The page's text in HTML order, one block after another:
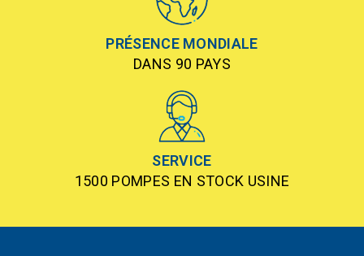
PRÉSENCE MONDIALE
DANS 90 PAYS
SERVICE
1500 POMPES EN STOCK USINE